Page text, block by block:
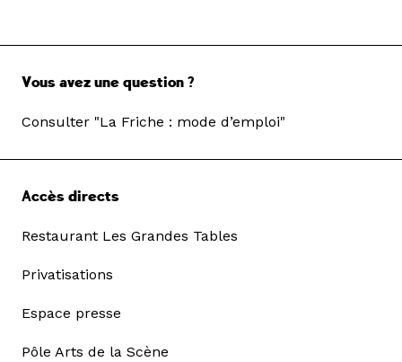
Vous avez une question ?
Consulter "La Friche : mode d’emploi"
Accès directs
Restaurant Les Grandes Tables
Privatisations
Espace presse
Pôle Arts de la Scène